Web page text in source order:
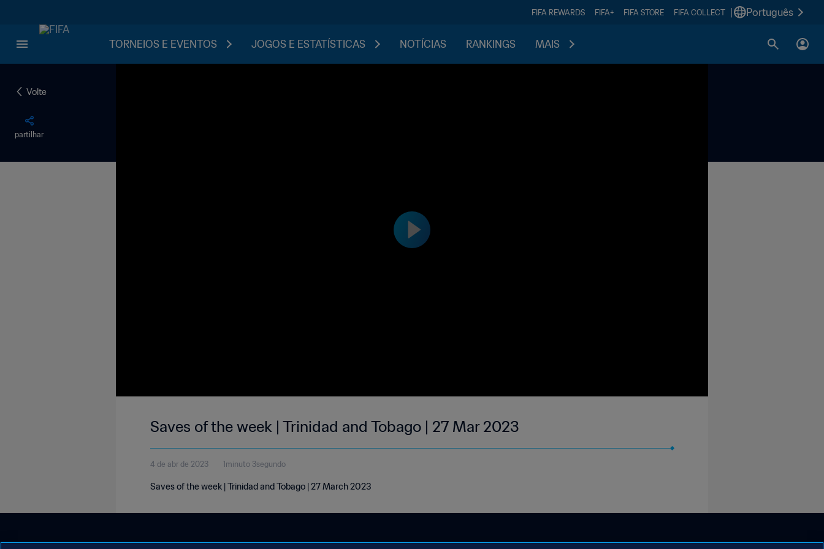
FIFA REWARDS FIFA+ FIFA STORE FIFA COLLECT Português
TORNEIOS E EVENTOS JOGOS E ESTATÍSTICAS NOTÍCIAS RANKINGS MAIS
Volte
partilhar
Saves of the week | Trinidad and Tobago | 27 Mar 2023
4 de abr de 2023 1minuto 3segundo
Saves of the week | Trinidad and Tobago | 27 March 2023